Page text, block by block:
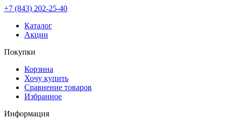
+7 (843) 202-25-40
Каталог
Акции
Покупки
Корзина
Хочу купить
Сравнение товаров
Избранное
Информация